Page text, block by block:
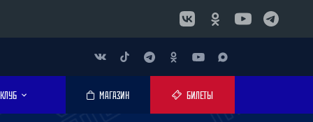
КЛУБ МАГАЗИН БИЛЕТЫ